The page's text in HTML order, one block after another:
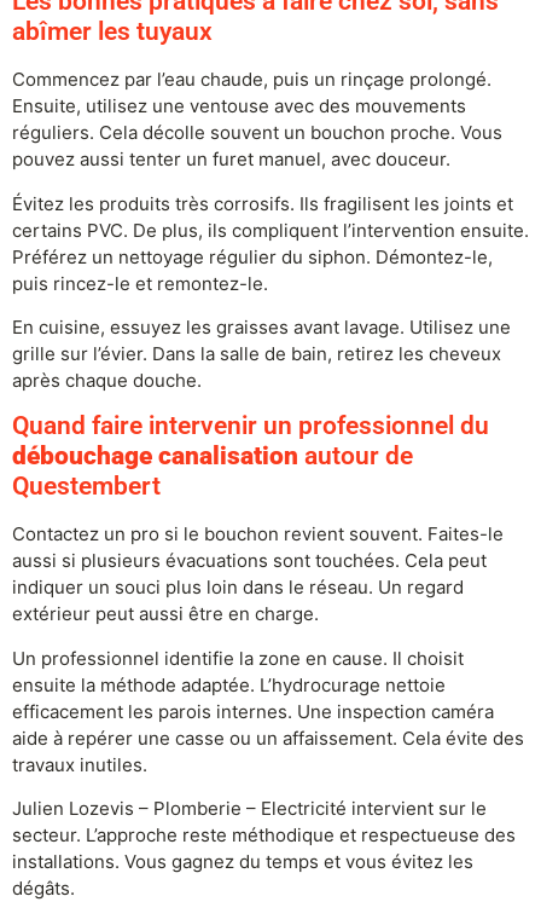
abîmer les tuyaux
Commencez par l’eau chaude, puis un rinçage prolongé.
Ensuite, utilisez une ventouse avec des mouvements
réguliers. Cela décolle souvent un bouchon proche. Vous
pouvez aussi tenter un furet manuel, avec douceur.
Évitez les produits très corrosifs. Ils fragilisent les joints et
certains PVC. De plus, ils compliquent l’intervention ensuite.
Préférez un nettoyage régulier du siphon. Démontez-le,
puis rincez-le et remontez-le.
En cuisine, essuyez les graisses avant lavage. Utilisez une
grille sur l’évier. Dans la salle de bain, retirez les cheveux
après chaque douche.
Quand faire intervenir un professionnel du
débouchage canalisation autour de
Questembert
Contactez un pro si le bouchon revient souvent. Faites-le
aussi si plusieurs évacuations sont touchées. Cela peut
indiquer un souci plus loin dans le réseau. Un regard
extérieur peut aussi être en charge.
Un professionnel identifie la zone en cause. Il choisit
ensuite la méthode adaptée. L’hydrocurage nettoie
efficacement les parois internes. Une inspection caméra
aide à repérer une casse ou un affaissement. Cela évite des
travaux inutiles.
Julien Lozevis – Plomberie – Electricité intervient sur le
secteur. L’approche reste méthodique et respectueuse des
installations. Vous gagnez du temps et vous évitez les
dégâts.